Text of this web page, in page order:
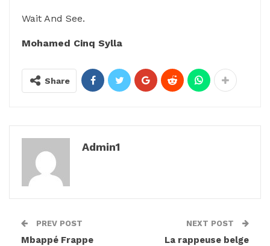
Wait And See.
Mohamed Cinq Sylla
Share
Admin1
PREV POST
Mbappé Frappe
NEXT POST
La rappeuse belge